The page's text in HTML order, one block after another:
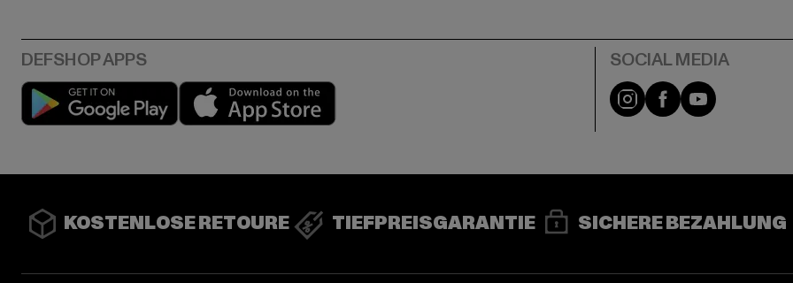
Play market Instagram
FacebookYouTube
KOSTENLOSE RETOURE TIEFPREISGARANTIE SICHERE BEZAHLUNG